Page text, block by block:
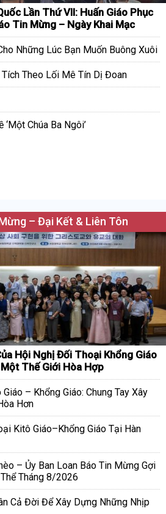
Lần Thứ VII: Huấn Giáo Phục
Tin Mừng – Ngày Khai Mạc
Những Lúc Bạn Muốn Buông Xuôi
Theo Lối Mê Tín Dị Đoan
Chúa Ba Ngôi’
– Đại Kết & Liên Tôn
Hội Nghị Đối Thoại Khổng Giáo
Thế Giới Hòa Hợp
– Khổng Giáo: Chung Tay Xây
Hơn
Kitô Giáo–Khổng Giáo Tại Hàn
– Ủy Ban Loan Báo Tin Mừng Gợi
Tháng 8/2026
Cả Đời Để Xây Dựng Những Nhịp